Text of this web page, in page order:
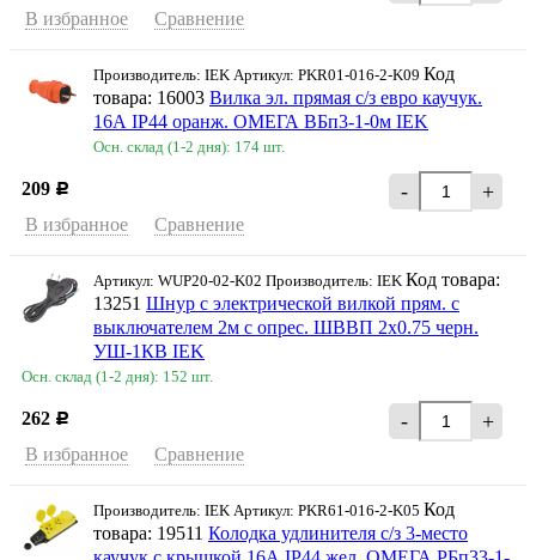
В избранное Сравнение
Производитель: IEK Артикул: PKR01-016-2-K09 Код
товара: 16003 Вилка эл. прямая с/з евро каучук.
16А IP44 оранж. ОМЕГА ВБп3-1-0м IEK
Осн. склад (1-2 дня): 174 шт.
209 Р - +
В избранное Сравнение
Артикул: WUP20-02-K02 Производитель: IEK Код товара:
13251 Шнур с электрической вилкой прям. с
выключателем 2м с опрес. ШВВП 2х0.75 черн.
УШ-1КВ IEK
Осн. склад (1-2 дня): 152 шт.
262 Р - +
В избранное Сравнение
Производитель: IEK Артикул: PKR61-016-2-K05 Код
товара: 19511 Колодка удлинителя с/з 3-место